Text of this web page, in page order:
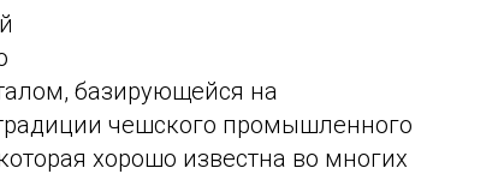
базирующейся на
чешского промышленного
хорошо известна во многих